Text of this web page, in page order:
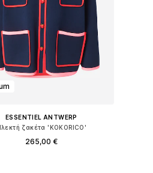
ESSENTIEL ANTWERP
ζακέτα 'KOKORICO'
265,00 €